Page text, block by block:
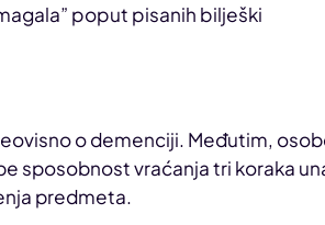
poput pisanih bilješki
o demenciji. Međutim,
sposobnost vraćanja tri koraka
predmeta.